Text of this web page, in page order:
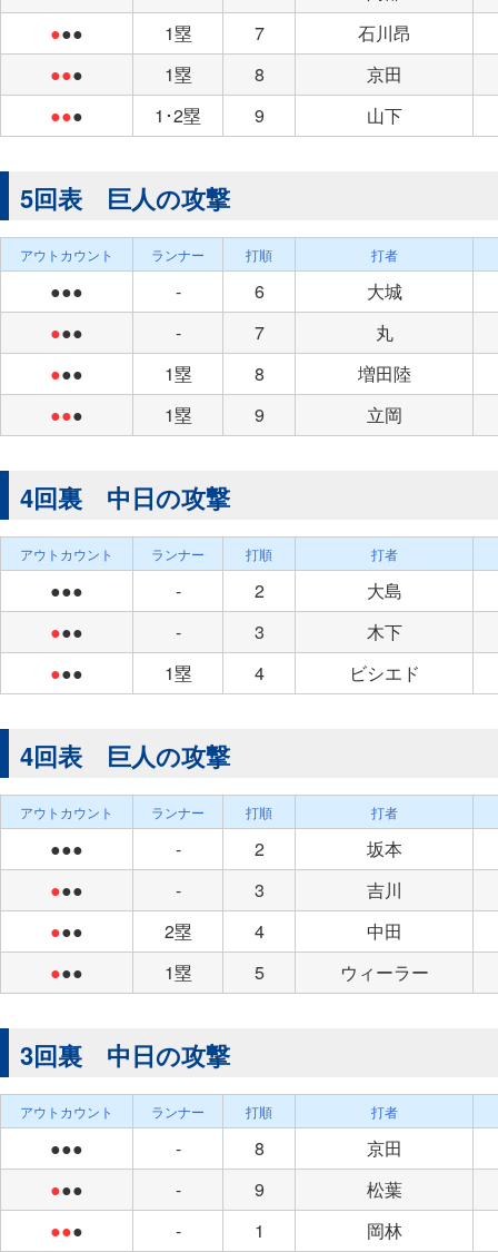
●●● 1塁 7
石川昂
●●● 1塁 8
京田
●●● 1･2塁 9 山下
5回表 巨人の攻撃
アウトカウント ランナー 打順 打者
●●● - 6
大城
●●● - 7
丸
●●● 1塁 8
増田陸
●●● 1塁 9 立岡
4回裏 中日の攻撃
アウトカウント ランナー 打順 打者
●●● - 2
大島
●●● - 3
木下
●●● 1塁 4 ビシエド
4回表 巨人の攻撃
アウトカウント ランナー 打順 打者
●●● - 2
坂本
●●● - 3
吉川
●●● 2塁 4
中田
●●● 1塁 5 ウィーラー
3回裏 中日の攻撃
アウトカウント ランナー 打順 打者
●●● - 8
京田
●●● - 9
松葉
●●● - 1 岡林